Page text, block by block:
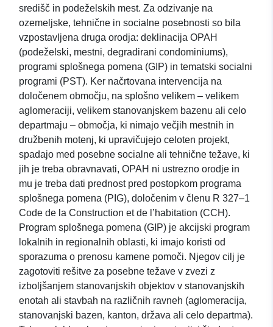
središč in podeželskih mest. Za odzivanje na
ozemeljske, tehnične in socialne posebnosti so bila
vzpostavljena druga orodja: deklinacija OPAH
(podeželski, mestni, degradirani condominiums),
programi splošnega pomena (GIP) in tematski socialni
programi (PST). Ker načrtovana intervencija na
določenem območju, na splošno velikem – velikem
aglomeraciji, velikem stanovanjskem bazenu ali celo
departmaju – območja, ki nimajo večjih mestnih in
družbenih motenj, ki upravičujejo celoten projekt,
spadajo med posebne socialne ali tehnične težave, ki
jih je treba obravnavati, OPAH ni ustrezno orodje in
mu je treba dati prednost pred postopkom programa
splošnega pomena (PIG), določenim v členu R 327–1
Code de la Construction et de l’habitation (CCH).
Program splošnega pomena (GIP) je akcijski program
lokalnih in regionalnih oblasti, ki imajo koristi od
sporazuma o prenosu kamene pomoči. Njegov cilj je
zagotoviti rešitve za posebne težave v zvezi z
izboljšanjem stanovanjskih objektov v stanovanjskih
enotah ali stavbah na različnih ravneh (aglomeracija,
stanovanjski bazen, kanton, država ali celo departma).